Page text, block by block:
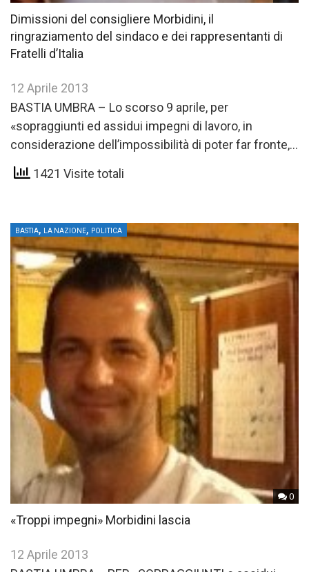
Dimissioni del consigliere Morbidini, il
ringraziamento del sindaco e dei rappresentanti di
Fratelli d’Italia
12 Aprile 2013
BASTIA UMBRA – Lo scorso 9 aprile, per
«sopraggiunti ed assidui impegni di lavoro, in
considerazione dell’impossibilità di poter far fronte,
in modo proficuo e…
1421 Visite totali
0
BASTIA, LA NAZIONE, POLITICA
«Troppi impegni» Morbidini lascia
12 Aprile 2013